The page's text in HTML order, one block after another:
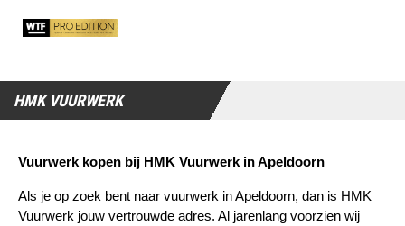
HMK VUURWERK
Vuurwerk kopen bij HMK Vuurwerk in Apeldoorn
Als je op zoek bent naar vuurwerk in Apeldoorn, dan is HMK
Vuurwerk jouw vertrouwde adres. Al jarenlang voorzien wij